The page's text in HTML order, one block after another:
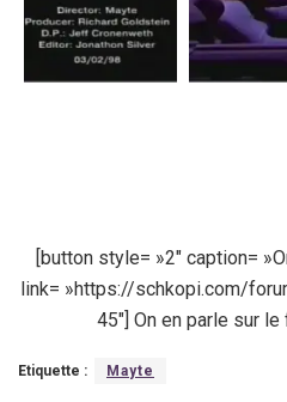
[button style= »2″ caption=
link= »https://schkopi.com/
45″] On en parle sur
Etiquette : Mayte